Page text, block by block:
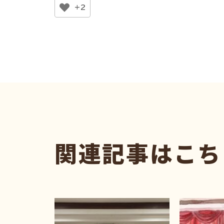
+2
関連記事はこ